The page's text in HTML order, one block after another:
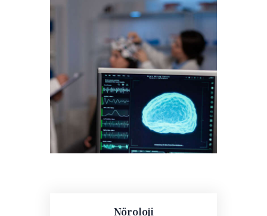
Nöroloji